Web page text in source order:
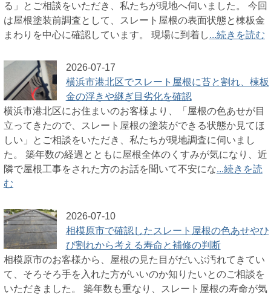
る」とご相談をいただき、私たちが現地へ伺いました。 今回
は屋根塗装前調査として、スレート屋根の表面状態と棟板金
まわりを中心に確認しています。 現場に到着し...続きを読む
2026-07-17
横浜市港北区でスレート屋根に苔と割れ、棟板
金の浮きや継ぎ目劣化を確認
横浜市港北区にお住まいのお客様より、「屋根の色あせが目
立ってきたので、スレート屋根の塗装ができる状態か見てほ
しい」とご相談をいただき、私たちが現地調査に伺いまし
た。 築年数の経過とともに屋根全体のくすみが気になり、近
隣で屋根工事をされた方のお話を聞いて不安にな...続きを読
む
2026-07-10
相模原市で確認したスレート屋根の色あせやひ
び割れから考える寿命と補修の判断
相模原市のお客様から、屋根の見た目がだいぶ汚れてきてい
て、そろそろ手を入れた方がいいのか知りたいとのご相談を
いただきました。 築年数も重なり、スレート屋根の寿命が気